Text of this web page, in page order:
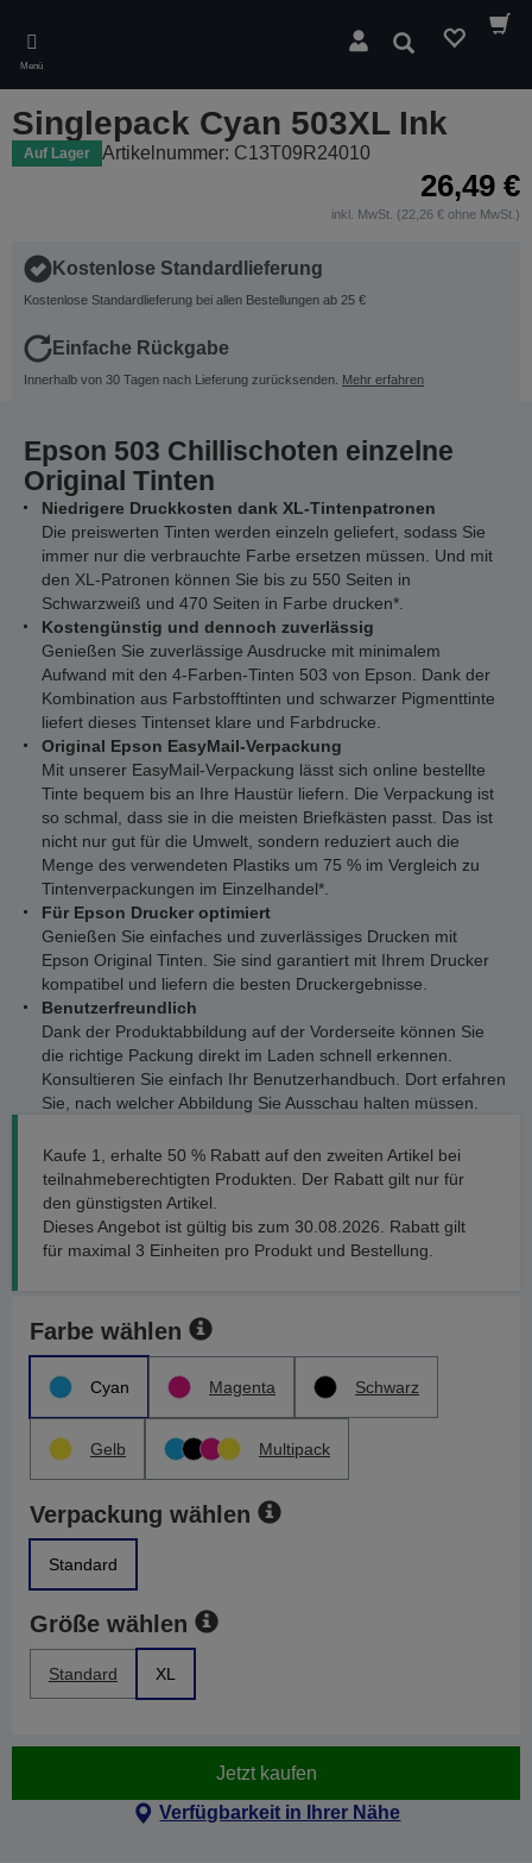
main
content
Menü
Suchen
Singlepack Cyan 503XL Ink
Auf Lager Artikelnummer: C13T09R24010
26,49 €
inkl. MwSt. (22,26 € ohne MwSt.)
Kostenlose Standardlieferung
Kostenlose Standardlieferung bei allen Bestellungen ab 25 €
Einfache Rückgabe
Innerhalb von 30 Tagen nach Lieferung zurücksenden. Mehr erfahren
Epson 503 Chillischoten einzelne
Original Tinten
Niedrigere Druckkosten dank XL-Tintenpatronen
Die preiswerten Tinten werden einzeln geliefert, sodass Sie
immer nur die verbrauchte Farbe ersetzen müssen. Und mit
den XL-Patronen können Sie bis zu 550 Seiten in
Schwarzweiß und 470 Seiten in Farbe drucken*.
Kostengünstig und dennoch zuverlässig
Genießen Sie zuverlässige Ausdrucke mit minimalem
Aufwand mit den 4-Farben-Tinten 503 von Epson. Dank der
Kombination aus Farbstofftinten und schwarzer Pigmenttinte
liefert dieses Tintenset klare und Farbdrucke.
Original Epson EasyMail-Verpackung
Mit unserer EasyMail-Verpackung lässt sich online bestellte
Tinte bequem bis an Ihre Haustür liefern. Die Verpackung ist
so schmal, dass sie in die meisten Briefkästen passt. Das ist
nicht nur gut für die Umwelt, sondern reduziert auch die
Menge des verwendeten Plastiks um 75 % im Vergleich zu
Tintenverpackungen im Einzelhandel*.
Für Epson Drucker optimiert
Genießen Sie einfaches und zuverlässiges Drucken mit
Epson Original Tinten. Sie sind garantiert mit Ihrem Drucker
kompatibel und liefern die besten Druckergebnisse.
Benutzerfreundlich
Dank der Produktabbildung auf der Vorderseite können Sie
die richtige Packung direkt im Laden schnell erkennen.
Konsultieren Sie einfach Ihr Benutzerhandbuch. Dort erfahren
Sie, nach welcher Abbildung Sie Ausschau halten müssen.
Kaufe 1, erhalte 50 % Rabatt auf den zweiten Artikel bei
teilnahmeberechtigten Produkten. Der Rabatt gilt nur für
den günstigsten Artikel.
Dieses Angebot ist gültig bis zum 30.08.2026. Rabatt gilt
für maximal 3 Einheiten pro Produkt und Bestellung.
Farbe wählen
Cyan Magenta Schwarz
Gelb Multipack
Verpackung wählen
Standard
Größe wählen
Standard XL
Jetzt kaufen
Verfügbarkeit in Ihrer Nähe